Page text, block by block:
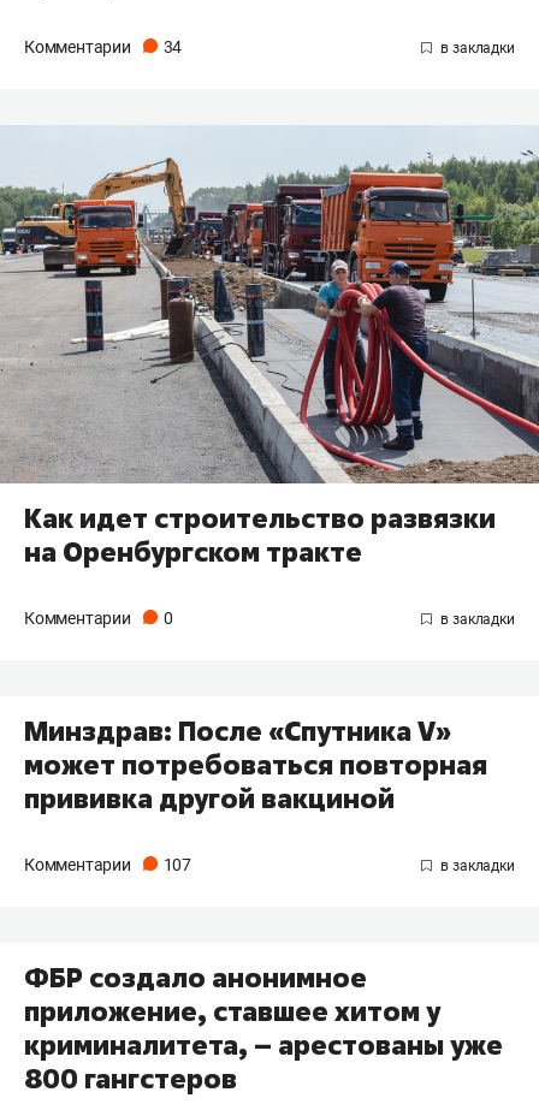
Комментарии 34
Как идет строительство развязки
на Оренбургском тракте
Комментарии 0
Минздрав: После «Спутника V»
может потребоваться повторная
прививка другой вакциной
Комментарии 107
ФБР создало анонимное
приложение, ставшее хитом у
криминалитета, – арестованы уже
800 гангстеров